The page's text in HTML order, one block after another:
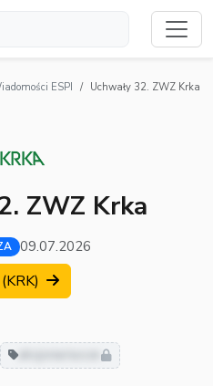
ESPI Uchwały 32. ZWZ Krka
ZWZ Krka
09.07.2026